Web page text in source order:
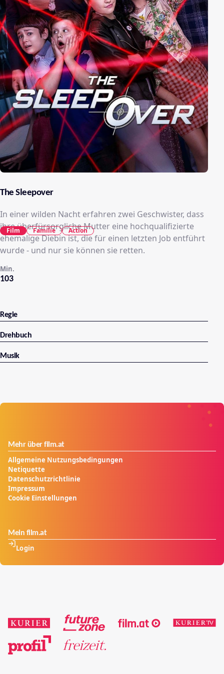
The Sleepover
In einer wilden Nacht erfahren zwei Geschwister, dass
ihre überfürsorgliche Mutter eine hochqualifizierte
ehemalige Diebin ist, die für einen letzten Job entführt
wurde - und nur sie können sie retten.
103
Min.
Film Familie Action
Regie
Drehbuch
Musik
Mehr über film.at
Allgemeine Nutzungsbedingungen
Netiquette
Datenschutzrichtlinie
Impressum
Cookie Einstellungen
Mein film.at
Login